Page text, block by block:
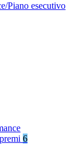
Piano esecutivo
6